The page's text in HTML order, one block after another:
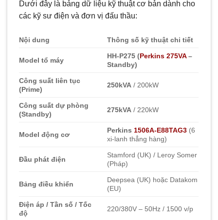
Dưới đây là bảng dữ liệu kỹ thuật cơ bản dành cho
các kỹ sư điện và đơn vị đấu thầu:
Nội dung Thông số kỹ thuật chi tiết
Model tổ máy
HH-P275 (Perkins 275VA–
Standby)
Công suất liên tục
(Prime)
250kVA / 200kW
Công suất dự phòng
(Standby)
275kVA / 220kW
Model động cơ
Perkins 1506A-E88TAG3 (6
xi-lanh thẳng hàng)
Đầu phát điện
Stamford (UK) / Leroy Somer
(Pháp)
Bảng điều khiển
Deepsea (UK) hoặc Datakom
(EU)
Điện áp / Tần số / Tốc
độ
220/380V – 50Hz / 1500 v/p